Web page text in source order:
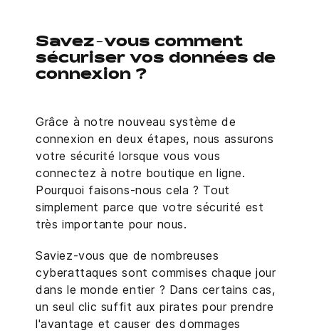
Savez-vous comment
sécuriser vos données de
connexion ?
Grâce à notre nouveau système de
connexion en deux étapes, nous assurons
votre sécurité lorsque vous vous
connectez à notre boutique en ligne.
Pourquoi faisons-nous cela ? Tout
simplement parce que votre sécurité est
très importante pour nous.
Saviez-vous que de nombreuses
cyberattaques sont commises chaque jour
dans le monde entier ? Dans certains cas,
un seul clic suffit aux pirates pour prendre
l'avantage et causer des dommages